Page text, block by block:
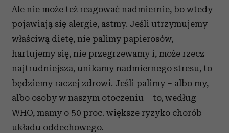
Ale nie może też reagować nadmiernie, bo wtedy
pojawiają się alergie, astmy. Jeśli utrzymujemy
właściwą dietę, nie palimy papierosów,
hartujemy się, nie przegrzewamy i, może rzecz
najtrudniejsza, unikamy nadmiernego stresu, to
będziemy raczej zdrowi. Jeśli palimy – albo my,
albo osoby w naszym otoczeniu – to, według
WHO, mamy o 50 proc. większe ryzyko chorób
układu oddechowego.